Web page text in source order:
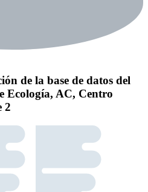
de la base de datos del
Ecología, AC, Centro
2